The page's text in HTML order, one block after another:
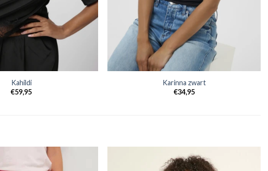
Kahildi
€59,95
Karinna zwart
€34,95